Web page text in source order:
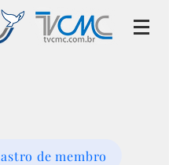
de membro